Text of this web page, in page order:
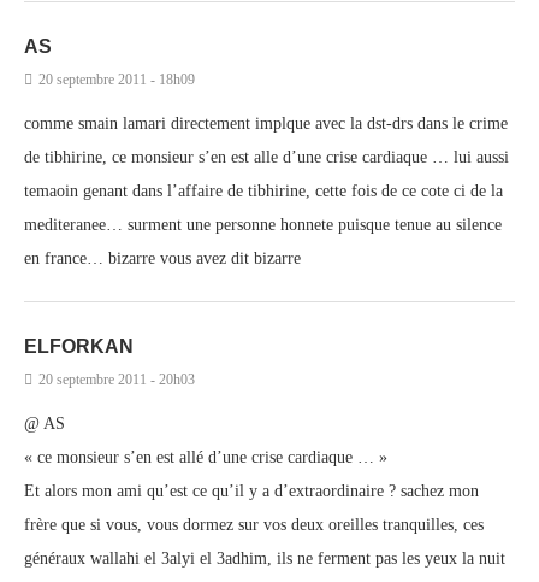
AS
20 septembre 2011 - 18h09
comme smain lamari directement implque avec la dst-drs dans le crime
de tibhirine, ce monsieur s’en est alle d’une crise cardiaque … lui aussi
temaoin genant dans l’affaire de tibhirine, cette fois de ce cote ci de la
mediteranee… surment une personne honnete puisque tenue au silence
en france… bizarre vous avez dit bizarre
ELFORKAN
20 septembre 2011 - 20h03
@ AS
« ce monsieur s’en est allé d’une crise cardiaque … »
Et alors mon ami qu’est ce qu’il y a d’extraordinaire ? sachez mon
frère que si vous, vous dormez sur vos deux oreilles tranquilles, ces
généraux wallahi el 3alyi el 3adhim, ils ne ferment pas les yeux la nuit